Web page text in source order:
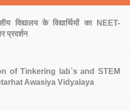
विद्यालय के विद्यार्थियों का NEET-
प्रदर्शन
of Tinkering lab`s and STEM
Awasiya Vidyalaya